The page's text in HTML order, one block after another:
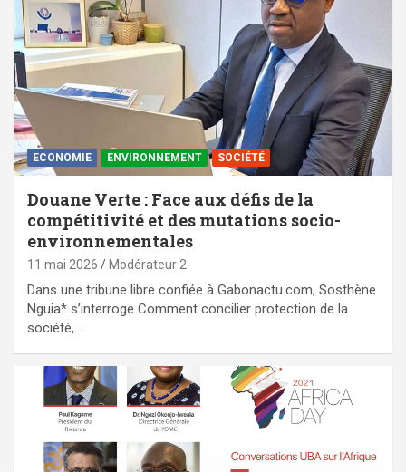
ECONOMIE ENVIRONNEMENT SOCIÉTÉ
Douane Verte : Face aux défis de la
compétitivité et des mutations socio-
environnementales
11 mai 2026 Modérateur 2
Dans une tribune libre confiée à Gabonactu.com, Sosthène
Nguia* s’interroge Comment concilier protection de la
société,…